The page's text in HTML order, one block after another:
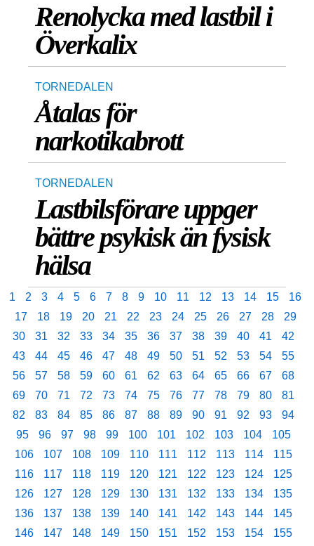
Renolycka med lastbil i
Överkalix
TORNEDALEN
Åtalas för
narkotikabrott
TORNEDALEN
Lastbilsförare uppger
bättre psykisk än fysisk
hälsa
1 2 3 4 5 6 7 8 9 10 11 12 13 14 15
16
17
18 19 20 21 22 23 24 25 26 27 28
29
30
31 32 33 34 35 36 37 38 39 40 41
42
43
44 45 46 47 48 49 50 51 52 53 54
55
56
57 58 59 60 61 62 63 64 65 66 67
68
69
70 71 72 73 74 75 76 77 78 79 80
81
82
83 84 85 86 87 88 89 90 91 92 93
94
95
96 97 98 99 100 101 102 103 104
105
106
107 108 109 110 111 112 113 114
115
116
117 118 119 120 121 122 123 124
125
126
127 128 129 130 131 132 133 134
135
136
137 138 139 140 141 142 143 144
145
146
147 148 149 150 151 152 153 154
155